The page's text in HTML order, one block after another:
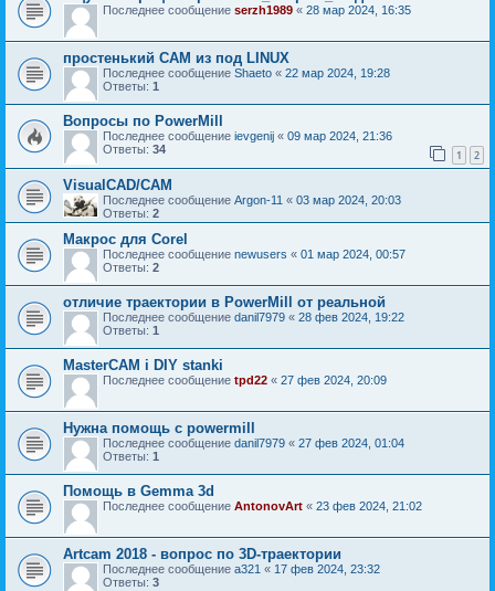
Последнее сообщение serzh1989 « 28 мар 2024, 16:35
простенький CAM из под LINUX
Последнее сообщение Shaeto « 22 мар 2024, 19:28
Ответы: 1
Вопросы по PowerMill
Последнее сообщение ievgenij « 09 мар 2024, 21:36
Ответы: 34 1 2
VisualCAD/CAM
Последнее сообщение Argon-11 « 03 мар 2024, 20:03
Ответы: 2
Макрос для Corel
Последнее сообщение newusers « 01 мар 2024, 00:57
Ответы: 2
отличие траектории в PowerMill от реальной
Последнее сообщение danil7979 « 28 фев 2024, 19:22
Ответы: 1
MasterCAM i DIY stanki
Последнее сообщение tpd22 « 27 фев 2024, 20:09
Нужна помощь с powermill
Последнее сообщение danil7979 « 27 фев 2024, 01:04
Ответы: 1
Помощь в Gemma 3d
Последнее сообщение AntonovArt « 23 фев 2024, 21:02
Artcam 2018 - вопрос по 3D-траектории
Последнее сообщение a321 « 17 фев 2024, 23:32
Ответы: 3